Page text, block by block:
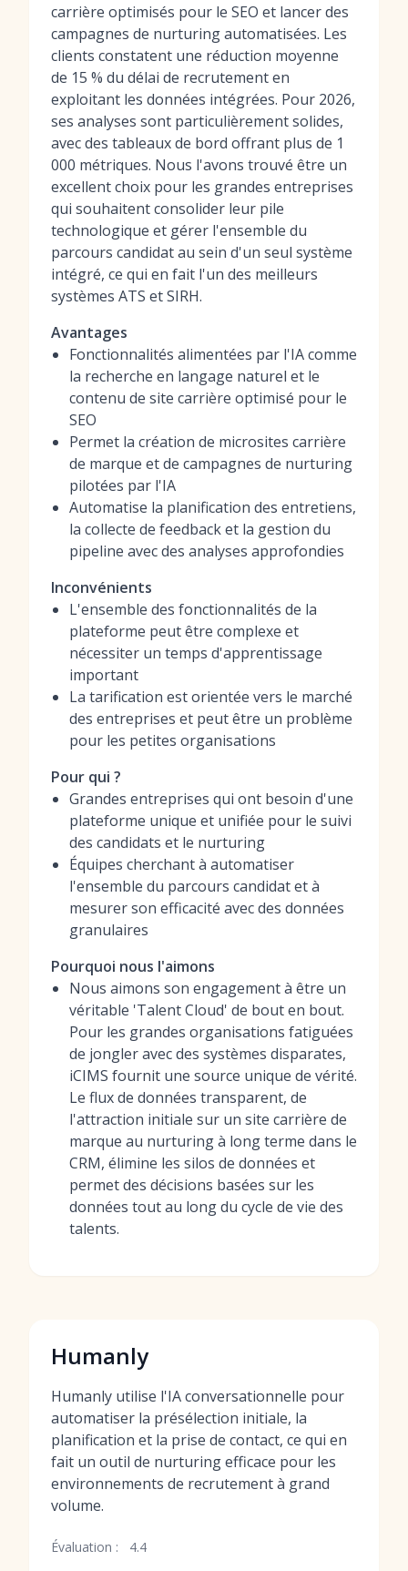
carrière optimisés pour le SEO et lancer des
campagnes de nurturing automatisées. Les
clients constatent une réduction moyenne
de 15 % du délai de recrutement en
exploitant les données intégrées. Pour 2026,
ses analyses sont particulièrement solides,
avec des tableaux de bord offrant plus de 1
000 métriques. Nous l'avons trouvé être un
excellent choix pour les grandes entreprises
qui souhaitent consolider leur pile
technologique et gérer l'ensemble du
parcours candidat au sein d'un seul système
intégré, ce qui en fait l'un des meilleurs
systèmes ATS et SIRH.
Avantages
Fonctionnalités alimentées par l'IA comme
la recherche en langage naturel et le
contenu de site carrière optimisé pour le
SEO
Permet la création de microsites carrière
de marque et de campagnes de nurturing
pilotées par l'IA
Automatise la planification des entretiens,
la collecte de feedback et la gestion du
pipeline avec des analyses approfondies
Inconvénients
L'ensemble des fonctionnalités de la
plateforme peut être complexe et
nécessiter un temps d'apprentissage
important
La tarification est orientée vers le marché
des entreprises et peut être un problème
pour les petites organisations
Pour qui ?
Grandes entreprises qui ont besoin d'une
plateforme unique et unifiée pour le suivi
des candidats et le nurturing
Équipes cherchant à automatiser
l'ensemble du parcours candidat et à
mesurer son efficacité avec des données
granulaires
Pourquoi nous l'aimons
Nous aimons son engagement à être un
véritable 'Talent Cloud' de bout en bout.
Pour les grandes organisations fatiguées
de jongler avec des systèmes disparates,
iCIMS fournit une source unique de vérité.
Le flux de données transparent, de
l'attraction initiale sur un site carrière de
marque au nurturing à long terme dans le
CRM, élimine les silos de données et
permet des décisions basées sur les
données tout au long du cycle de vie des
talents.
Humanly
Humanly utilise l'IA conversationnelle pour
automatiser la présélection initiale, la
planification et la prise de contact, ce qui en
fait un outil de nurturing efficace pour les
environnements de recrutement à grand
volume.
Évaluation : 4.4